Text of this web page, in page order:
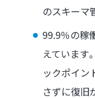
のスキーマ
99.9％の稼
えています
ックポイン
さずに復旧